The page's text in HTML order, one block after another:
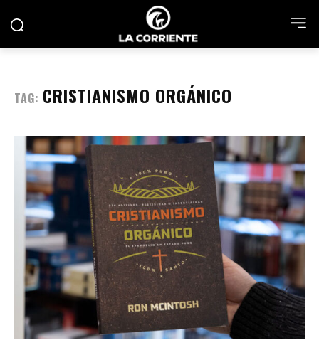
TAG: CRISTIANISMO ORGÁNICO